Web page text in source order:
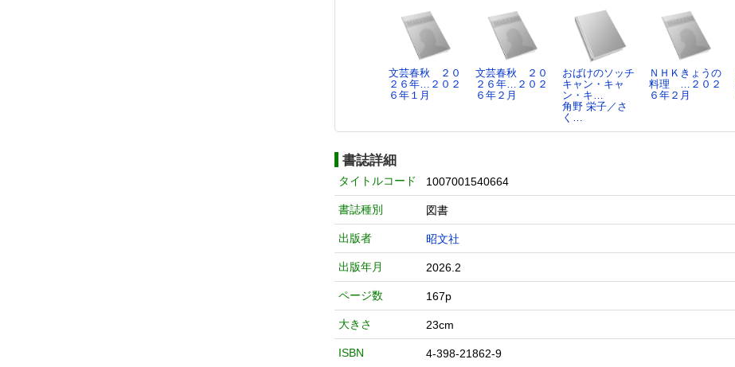
文芸春秋 ２０
２６年…２０２
６年１月
文芸春秋 ２０
２６年…２０２
６年２月
おばけのソッチ
キャン・キャ
ン・キ…
角野 栄子／さ
く…
ＮＨＫきょうの
料理 …２０２
６年２月
書誌詳細
タイトルコード 1007001540664
書誌種別 図書
出版者 昭文社
出版年月 2026.2
ページ数 167p
大きさ 23cm
ISBN 4-398-21862-9